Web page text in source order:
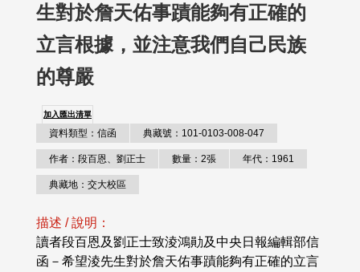
生對於詹天佑事蹟能夠有正確的
立言根據，並注意我們自己民族
的尊嚴
加入匯出清單
資料類型：信函 典藏號：101-0103-008-047
作者：段百恩、劉正士 數量：2張 年代：1961
典藏地：交大校區
描述 / 說明：
讀者段百恩及劉正士致淩鴻勛及中央日報編輯部信
函－希望淩先生對於詹天佑事蹟能夠有正確的立言